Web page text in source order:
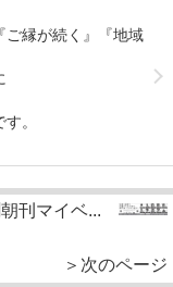
ご縁が続く』『地域
。
刊マイベ...
＞次のページ